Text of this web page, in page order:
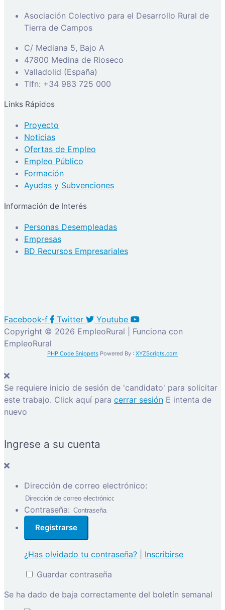
Asociación Colectivo para el Desarrollo Rural de
Tierra de Campos
C/ Mediana 5, Bajo A
47800 Medina de Rioseco
Valladolid (España)
Tlfn: +34 983 725 000
Links Rápidos
Proyecto
Noticias
Ofertas de Empleo
Empleo Público
Formación
Ayudas y Subvenciones
Información de Interés
Personas Desempleadas
Empresas
BD Recursos Empresariales
Facebook-f Twitter
Youtube
Copyright © 2026 EmpleoRural | Funciona con
EmpleoRural
PHP Code Snippets Powered By : XYZScripts.com
Se requiere inicio de sesión de 'candidato' para solicitar
este trabajo. Click aquí para cerrar sesión E intenta de
nuevo
Ingrese a su cuenta
Dirección de correo electrónico:
Contraseña:
¿Has olvidado tu contraseña?
Inscribirse
Guardar contraseña
Se ha dado de baja correctamente del boletín semanal